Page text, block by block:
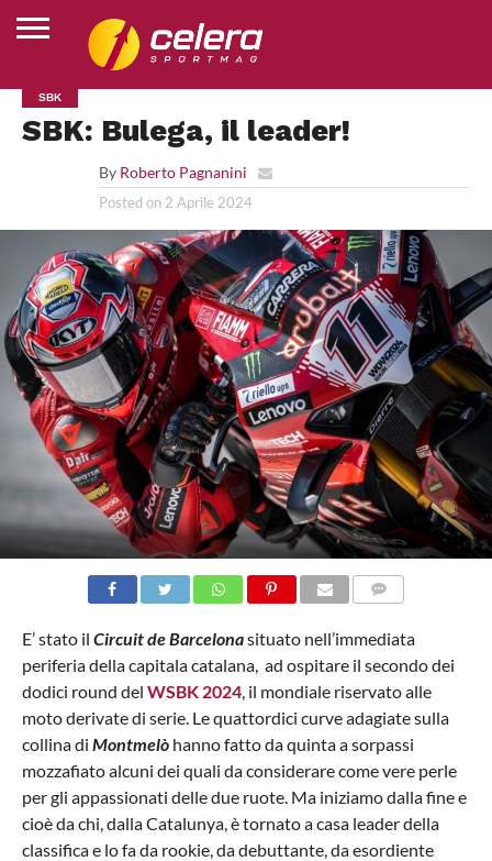
HOME
MOTOGP
SUPERBIKE
MOTOJUNIOR
ESPORTS
ALTRI
SPORT
CLASSIFICHE
CHI
SIAMO
SBK
SBK: Bulega, il leader!
By Roberto Pagnanini
Posted on 2 Aprile 2024
E’ stato il Circuit de Barcelonasituato nell’immediata
periferia della capitala catalana, ad ospitare il secondo dei
dodici round del WSBK 2024, il mondiale riservato alle
moto derivate di serie. Le quattordici curve adagiate sulla
collina di Montmelòhanno fatto da quinta a sorpassi
mozzafiato alcuni dei quali da considerare come vere perle
per gli appassionati delle due ruote. Ma iniziamo dalla fine e
cioè da chi, dalla Catalunya, è tornato a casa leader della
classifica e lo fa da rookie, da debuttante, da esordiente